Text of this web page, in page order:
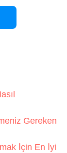
Gereken
İçin En İyi